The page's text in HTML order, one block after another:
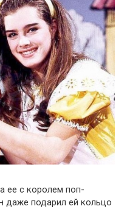
ее с королем поп-
даже подарил ей кольцо